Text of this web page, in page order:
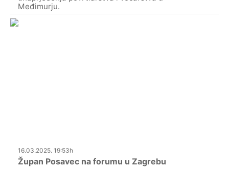
Međimurju.
16.03.2025. 19:53h
Župan Posavec na forumu u Zagrebu